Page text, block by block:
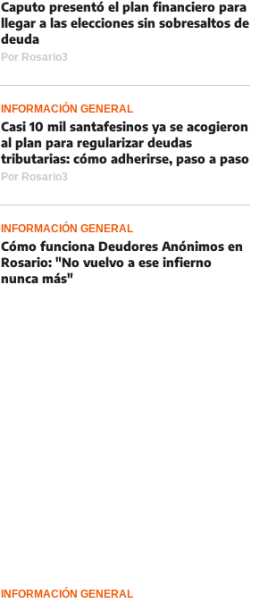
Caputo presentó el plan financiero para
llegar a las elecciones sin sobresaltos de
deuda
Por Rosario3
INFORMACIÓN GENERAL
Casi 10 mil santafesinos ya se acogieron
al plan para regularizar deudas
tributarias: cómo adherirse, paso a paso
Por Rosario3
INFORMACIÓN GENERAL
Cómo funciona Deudores Anónimos en
Rosario: "No vuelvo a ese infierno
nunca más"
INFORMACIÓN GENERAL